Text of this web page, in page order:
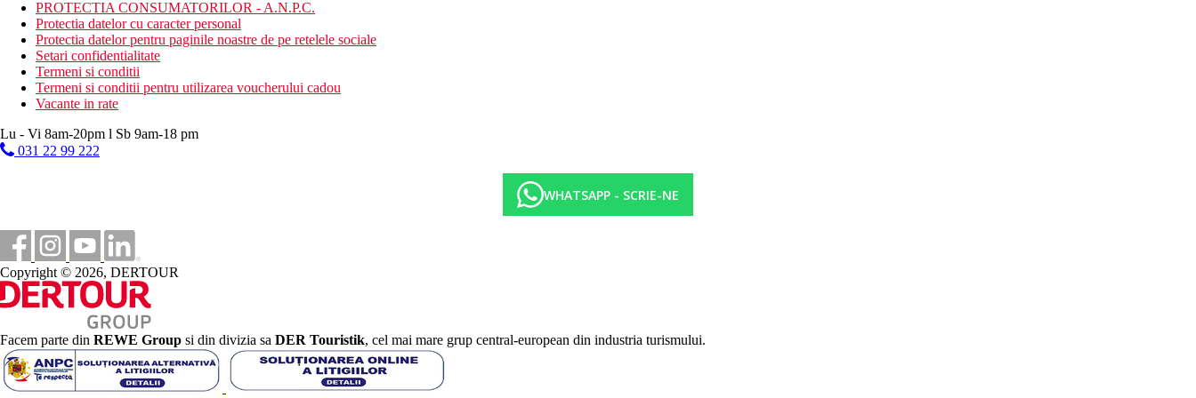
Activitati sportive contra cost
sporturi nautice pe plaja (in apropierea hotelului)
teren de tenis (langa hotel)
inchirieri auto
Mese
Demipensiune:
Micul dejun 8.00-10.30 și cina 19.00-21.00 sub forma de bufet.
Categoria oficiala
In Grecia, trebuie sa platiti taxa turistica in functie de categoria hotelului. Taxa nu este inclusa in pretul turului si trebuie platita de catre client direct la receptia hotelului. Sfera si calitatea serviciilor si
activitatilor mentionate pot fi afectate de introducerea unor eventuale masuri de igiena sau antiepidemie in destinatia data.
Taxa turistica
Incepand cu 2025, in Grecia exista obligatia de a plati taxa climatica in functie de categoria de hotel. Taxa nu este inclusa in tariful ofertei si va fi achitata de catre client la receptia hotelului. Noile taxe de
statiune in Grecia sunt (Aprilie – Octombrie): 5.00 €. Tarifele afisate sunt pe camera/noapte.
Distanţe
8 km
PROTECTIA CONSUMATORILOR - A.N.P.C.
Protectia datelor cu caracter personal
Protectia datelor pentru paginile noastre de pe retelele sociale
Setari confidentialitate
Termeni si conditii
Termeni si conditii pentru utilizarea voucherului cadou
Vacante in rate
Lu - Vi 8am-20pm l Sb 9am-18 pm
031 22 99 222
WHATSAPP - SCRIE-NE
Copyright © 2026, DERTOUR
Facem parte din REWE Group si din divizia sa DER Touristik, cel mai mare grup central-european din industria turismului.